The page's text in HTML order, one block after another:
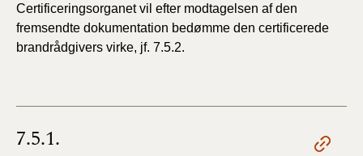
Certificeringsorganet vil efter modtagelsen af den
fremsendte dokumentation bedømme den certificerede
brandrådgivers virke, jf. 7.5.2.
7.5.1.